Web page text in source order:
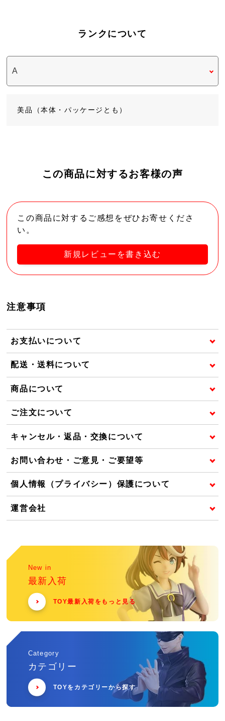
ランクについて
美品（本体・パッケージとも）
この商品に対するお客様の声
この商品に対するご感想をぜひお寄せくださ
い。
新規レビューを書き込む
注意事項
お支払いについて
配送・送料について
商品について
ご注文について
キャンセル・返品・交換について
お問い合わせ・ご意見・ご要望等
個人情報（プライバシー）保護について
運営会社
New in
最新入荷
TOY最新入荷をもっと見る
Category
カテゴリー
TOYをカテゴリーから探す